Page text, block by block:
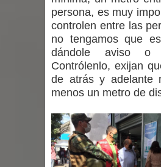
Municipalidad de
innovación en
con nuevas
Colegio El Boldo
Municipalidad de
proceso de
persona, es muy
controlen entre las
no tengamos que
dándole aviso o
Contrólenlo, exijan
de atrás y adelante
menos un metro de